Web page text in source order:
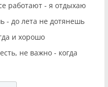
работают - я отдыхаю
- до лета не дотянешь
и хорошо
не важно - когда